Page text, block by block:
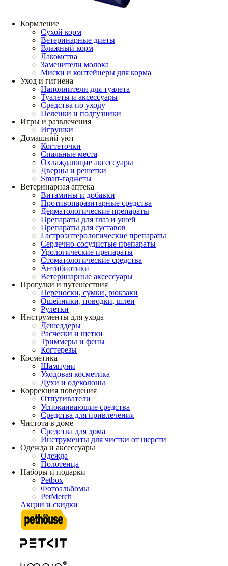
Кормление
Сухой корм
Ветеринарные диеты
Влажный корм
Лакомства
Заменители молока
Миски и контейнеры для корма
Уход и гигиена
Наполнители для туалета
Туалеты и аксессуары
Средства по уходу
Пеленки и подгузники
Игры и развлечения
Игрушки
Домашний уют
Когтеточки
Спальные места
Охлаждающие аксессуары
Дверцы и решетки
Smart-гаджеты
Ветеринарная аптека
Витамины и добавки
Противопаразитарные средства
Дерматологические препараты
Препараты для глаз и ушей
Препараты для суставов
Гастроэнтерологические препараты
Сердечно-сосудистые препараты
Урологические препараты
Стоматологические средства
Антибиотики
Ветеринарные аксессуары
Прогулки и путешествия
Переноски, сумки, рюкзаки
Ошейники, поводки, шлеи
Рулетки
Инструменты для ухода
Дешеддеры
Расчески и щетки
Триммеры и фены
Когтерезы
Косметика
Шампуни
Уходовая косметика
Духи и одеколоны
Коррекция поведения
Отпугиватели
Успокаивающие средства
Средства для привлечения
Чистота в доме
Средства для дома
Инструменты для чистки от шерсти
Одежда и аксессуары
Одежда
Полотенца
Наборы и подарки
Petbox
Фотоальбомы
PetMerch
Акции и скидки